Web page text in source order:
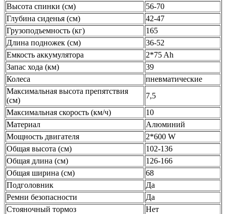
Высота спинки (см)
56-70
Глубина сиденья (см)
42-47
Грузоподъемность (кг)
165
Длина подножек (см)
36-52
Емкость аккумулятора
2*75 Ah
Запас хода (км)
39
Колеса
пневматические
Максимальная высота препятствия
(см)
7,5
Максимальная скорость (км/ч)
10
Материал
Алюминий
Мощность двигателя
2*600 W
Общая высота (см)
102-136
Общая длина (см)
126-166
Общая ширина (см)
68
Подголовник
Да
Ремни безопасности
Да
Стояночный тормоз
Нет